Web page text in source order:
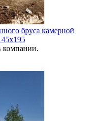
бруса камерной
компании.